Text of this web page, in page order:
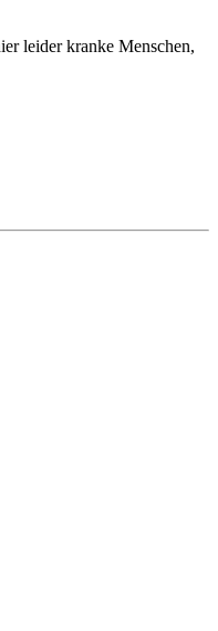
leider kranke Menschen,